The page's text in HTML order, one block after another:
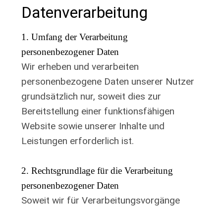
Datenverarbeitung
1. Umfang der Verarbeitung
personenbezogener Daten
Wir erheben und verarbeiten
personenbezogene Daten unserer Nutzer
grundsätzlich nur, soweit dies zur
Bereitstellung einer funktionsfähigen
Website sowie unserer Inhalte und
Leistungen erforderlich ist.
2. Rechtsgrundlage für die Verarbeitung
personenbezogener Daten
Soweit wir für Verarbeitungsvorgänge